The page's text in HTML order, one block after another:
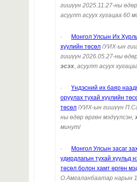
гишүүн 2025.11.27-ны
асуулт асуух хугацаа 60
· Монгол Улсын Их
хуулийн төсөл /УИХ-ын
гишүүн 2026.05.27-ны
эсэх асуулт асуух
· Үндэсний их баяр
оруулах тухай хуулийн
төсөл /УИХ-ын гишүүн
ны өдөр өргөн мэдүүлсэн,
минут/
· Монгол Улсын засаг
удирдлагын тухай хуульд
төсөл болон хамт өргөн
О.Амгаланбаатар нарын